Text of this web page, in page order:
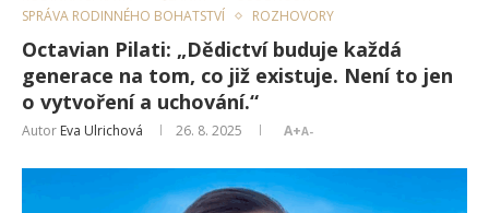
SPRÁVA RODINNÉHO BOHATSTVÍ
ROZHOVORY
Octavian Pilati: „Dědictví buduje každá
generace na tom, co již existuje. Není to jen
o vytvoření a uchování.“
Autor Eva Ulrichová 26. 8. 2025 A+A-